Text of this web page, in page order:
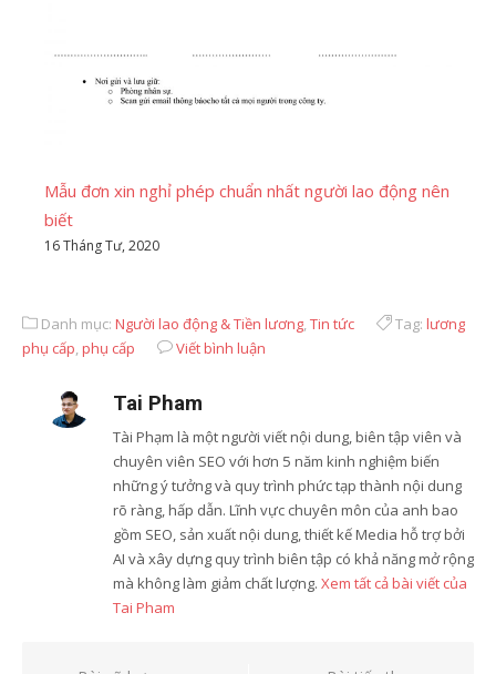
Mẫu đơn xin nghỉ phép chuẩn nhất người lao động nên
biết
16 Tháng Tư, 2020
Danh mục: Người lao động & Tiền lương Tin tức Tag: lương
phụ cấp phụ cấp Viết bình luận
Tai Pham
Tài Phạm là một người viết nội dung, biên tập viên và
chuyên viên SEO với hơn 5 năm kinh nghiệm biến
những ý tưởng và quy trình phức tạp thành nội dung
rõ ràng, hấp dẫn. Lĩnh vực chuyên môn của anh bao
gồm SEO, sản xuất nội dung, thiết kế Media hỗ trợ bởi
AI và xây dựng quy trình biên tập có khả năng mở rộng
mà không làm giảm chất lượng. Xem tất cả bài viết của
Tai Pham